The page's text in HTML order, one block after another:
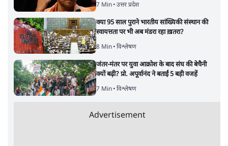
7 Min• उत्तर प्रदेश
क्या 95 साल पुराने भारतीय सांख्यिकी संस्थान की
स्वायत्तता पर भी अब मंडरा रहा ख़तरा?
8 Min• विश्लेषण
जंतर-मंतर पर युवा आक्रोश के बाद संघ की बेचैनी
क्यों बढ़ी? प्रो. अपूर्वानंद ने बताईं 5 बड़ी वजहें
7 Min• विश्लेषण
Advertisement